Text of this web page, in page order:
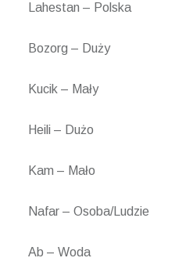
Lahestan – Polska
Bozorg – Duży
Kucik – Mały
Heili – Dużo
Kam – Mało
Nafar – Osoba/Ludzie
Ab – Woda